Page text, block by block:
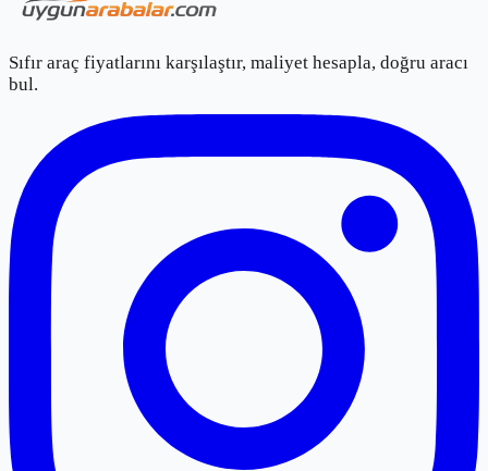
Sıfır araç fiyatlarını karşılaştır, maliyet hesapla, doğru aracı
bul.